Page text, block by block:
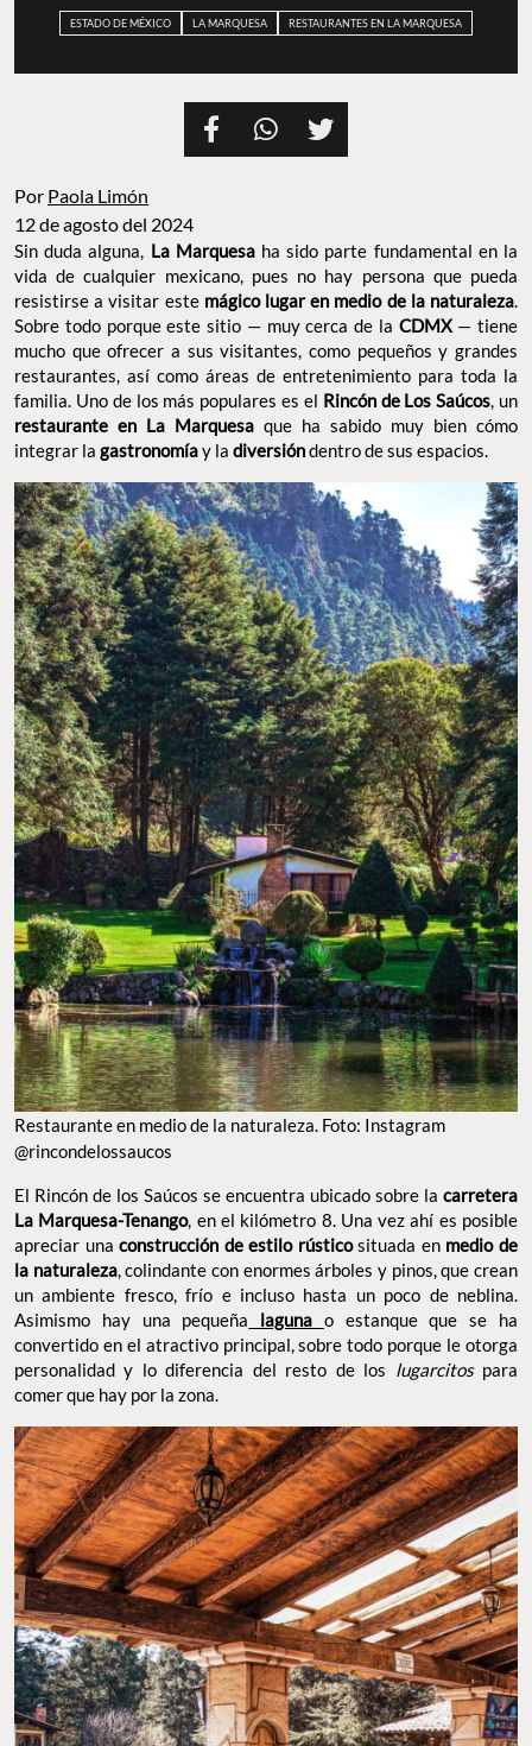
ESTADO DE MÉXICO LA MARQUESA RESTAURANTES EN LA MARQUESA
Por Paola Limón
12 de agosto del 2024
Sin duda alguna, La Marquesa ha sido parte fundamental en la
vida de cualquier mexicano, pues no hay persona que pueda
resistirse a visitar este mágico lugar en medio de la naturaleza.
Sobre todo porque este sitio — muy cerca de la CDMX— tiene
mucho que ofrecer a sus visitantes, como pequeños y grandes
restaurantes, así como áreas de entretenimiento para toda la
familia. Uno de los más populares es el Rincón de Los Saúcos, un
restaurante en La Marquesa que ha sabido muy bien cómo
integrar la gastronomíay la diversióndentro de sus espacios.
Restaurante en medio de la naturaleza. Foto: Instagram
@rincondelossaucos
El Rincón de los Saúcos se encuentra ubicado sobre la carretera
La Marquesa-Tenango, en el kilómetro 8. Una vez ahí es posible
apreciar unaconstrucción de estilo rústicosituada en medio de
la naturaleza, colindante con enormes árboles y pinos, que crean
un ambiente fresco, frío e incluso hasta un poco de neblina.
Asimismo hay una pequeña laguna o estanque que se ha
convertido en el atractivo principal, sobre todo porque le otorga
personalidad y lo diferencia del resto de los lugarcitos para
comer que hay por la zona.